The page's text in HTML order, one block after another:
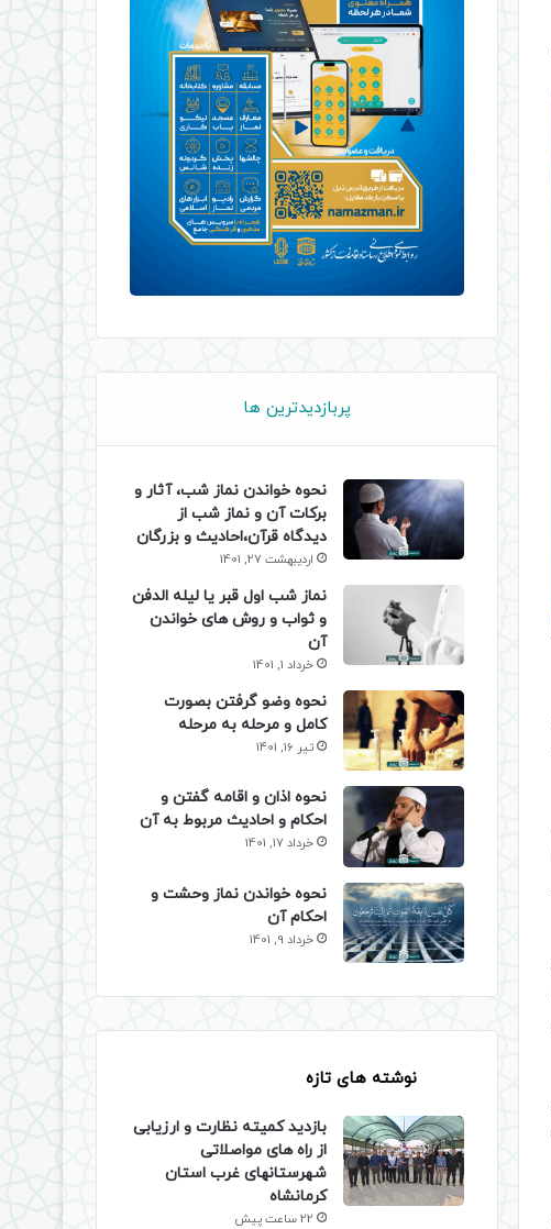
پربازدیدترین ها
نحوه خواندن نماز شب، آثار و
برکات آن و نماز شب از
دیدگاه قرآن،احادیث و بزرگان
اردیبهشت 27, 1401
نماز شب اول قبر یا لیله الدفن
و ثواب و روش های خواندن
آن
خرداد 1, 1401
نحوه وضو گرفتن بصورت
کامل و مرحله به مرحله
تیر 16, 1401
نحوه اذان و اقامه گفتن و
احکام و احادیث مربوط به آن
خرداد 17, 1401
نحوه خواندن نماز وحشت و
احکام آن
خرداد 9, 1401
نوشته های تازه
بازدید کمیته نظارت و ارزیابی
از راه های مواصلاتی
شهرستانهای غرب استان
کرمانشاه
22 ساعت پیش